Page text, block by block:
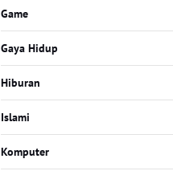
Game
Gaya Hidup
Hiburan
Islami
Komputer